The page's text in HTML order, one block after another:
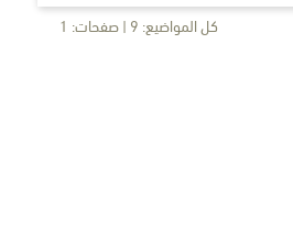
كل المواضيع: 9 | صفحات: 1